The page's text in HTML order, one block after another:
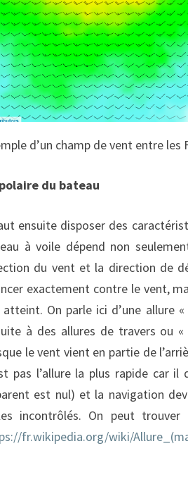
d’un champ de vent entre les
du bateau
ensuite disposer des
à voile dépend non
du vent et la direction de
exactement contre le vent,
On parle ici d’une allure
à des allures de travers ou
le vent vient en partie de
pas l’allure la plus rapide car
est nul) et la navigation
incontrôlés. On peut trouver
fr.wikipedia.org/wiki/